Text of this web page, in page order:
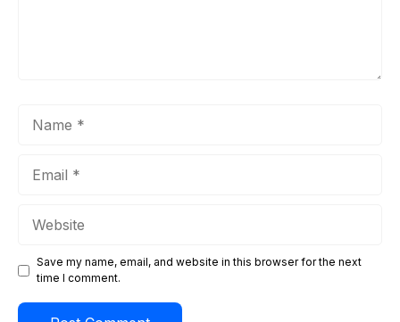
Save my name, email, and website in this browser for the next
time I comment.